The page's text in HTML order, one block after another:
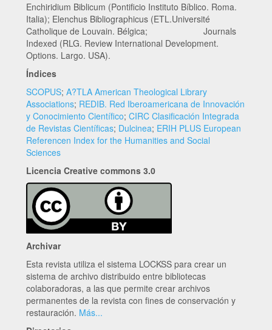
Enchiridium Biblicum (Pontificio Instituto Bíblico. Roma.
Italia); Elenchus Bibliographicus (ETL.Université
Catholique de Louvain. Bélgica; Journals
Indexed (RLG. Review International Development.
Options. Largo. USA).
Índices
SCOPUS; A?TLA American Theological Library
Associations; REDIB. Red Iberoamericana de Innovación
y Conocimiento Científico; CIRC Clasificación Integrada
de Revistas Científicas; Dulcinea; ERIH PLUS European
Referencen Index for the Humanities and Social
Sciences
Licencia Creative commons 3.0
Archivar
Esta revista utiliza el sistema LOCKSS para crear un
sistema de archivo distribuido entre bibliotecas
colaboradoras, a las que permite crear archivos
permanentes de la revista con fines de conservación y
restauración. Más...